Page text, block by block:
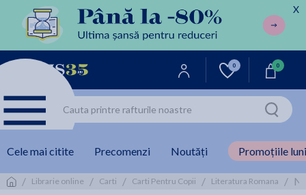
X
0 0
Cele mai citite Precomenzi Noutăți Promoțiile
/ Librarie online / Carti / Carti Pentru Copii / Literatura Romana /